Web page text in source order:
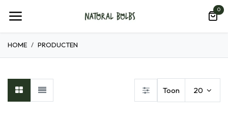
0
HOME PRODUCTEN
Toon 20